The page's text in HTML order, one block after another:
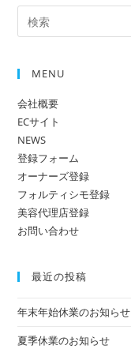
MENU
会社概要
ECサイト
NEWS
登録フォーム
オーナーズ登録
フォルティシモ登録
美容代理店登録
お問い合わせ
最近の投稿
年末年始休業のお知らせ
夏季休業のお知らせ